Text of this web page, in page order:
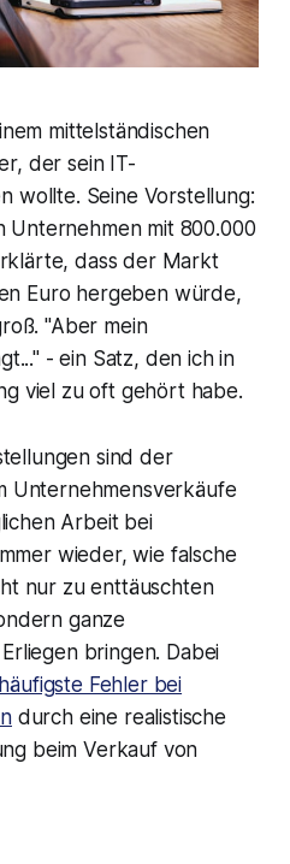
mittelständischen
der sein IT-
wollte. Seine Vorstellung:
Unternehmen mit 800.000
dass der Markt
Euro hergeben würde,
"Aber mein
- ein Satz, den ich in
viel zu oft gehört habe.
sind der
Unternehmensverkäufe
Arbeit bei
wieder, wie falsche
nur zu enttäuschten
ganze
bringen. Dabei
häufigste Fehler bei
durch eine realistische
beim Verkauf von